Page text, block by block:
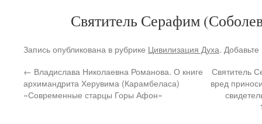
Святитель Серафим
Запись опубликована в рубрике Цивилизация Духа.
← Владислава Николаевна Романова. О книге
архимандрита Херувима (Карамбеласа)
«Современные старцы Горы Афон»
Святитель
вред